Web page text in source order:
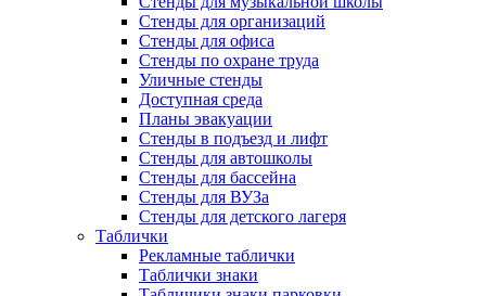
Стенды для организаций
Стенды для офиса
Стенды по охране труда
Уличные стенды
Доступная среда
Планы эвакуации
Стенды в подъезд и лифт
Стенды для автошколы
Стенды для бассейна
Стенды для ВУЗа
Стенды для детского лагеря
Таблички
Рекламные таблички
Таблички знаки